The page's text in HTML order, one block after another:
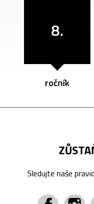
8.
ročník
Sledujte naše